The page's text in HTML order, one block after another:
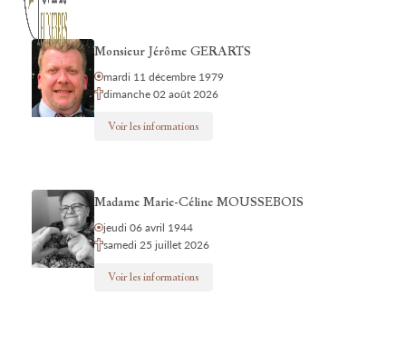
Monsieur Jérôme GERARTS
mardi 11 décembre 1979
dimanche 02 août 2026
Voir les informations
Madame Marie-Céline MOUSSEBOIS
jeudi 06 avril 1944
samedi 25 juillet 2026
Voir les informations